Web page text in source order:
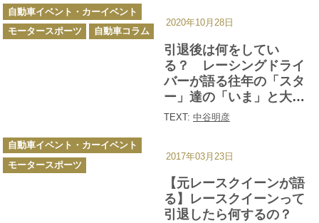
引退後は何をしてい
る？ レーシングドライ
バーが語る往年の「スタ
ー」達の「いま」と大切
な「役割」
TEXT: 中谷明彦
カ
テ
ゴ
リ
ー
自動車イベント・カーイベント
モータースポーツ
自動車コラム
2020年10月28日
【元レースクイーンが語
る】レースクイーンって
引退したら何するの？
カ
テ
ゴ
リ
ー
自動車イベント・カーイベント
モータースポーツ
2017年03月23日